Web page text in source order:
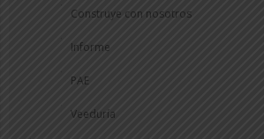
Construye con nosotros
Informe
PAE
Veeduría